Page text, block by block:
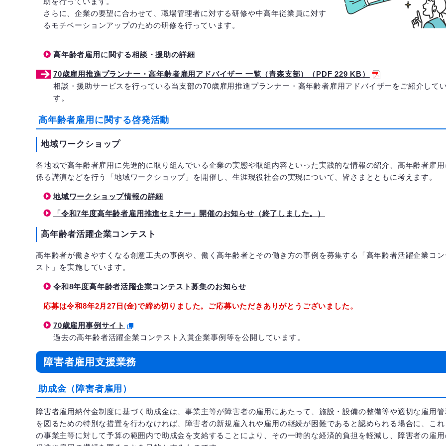
さらに、企業の要望に合わせて、職場管理者に対する研修や中高年従業員に対す
るモチベーションアップのための研修を行っています。
高年齢者雇用に関する相談・援助の詳細
70歳雇用推進プランナー・高年齢者雇用アドバイザー 一覧（青森支部）（PDF 229 KB）
相談・援助サービスを行っている当支部の70歳雇用推進プランナー・高年齢者雇用アドバイザーをご紹介して
す。
高年齢者雇用に関する啓発活動
地域ワークショップ
各地域で高年齢者雇用に先進的に取り組んでいる企業の実態や取組内容といった実践的な情報の紹介、高年齢者雇
係る講演などを行う「地域ワークショップ」を開催し、生涯現役社会の実現について、皆さまとともに考えます。
地域ワークショップ情報の詳細
「令和7年度高年齢者雇用推進セミナー」開催のお知らせ（終了しました。）
高年齢者活躍企業コンテスト
高年齢者が働きやすくなる創意工夫の事例や、働く高年齢者とその働き方の事例を募集する「高年齢者活躍企業コ
スト」を実施しています。
令和8年度高年齢者活躍企業コンテスト募集のお知らせ
応募は令和8年2月27日(金)で締め切りました。ご応募いただきありがとうございました。
70歳雇用事例サイト
過去の高年齢者活躍企業コンテスト入賞企業事例等を公開しています。
障害者雇用支援業務
助成金（障害者雇用）
障害者雇用納付金制度に基づく助成金は、事業主等が障害者の雇用にあたって、施設・設備の整備等や適切な雇用
を図るための特別な措置を行わなければ、障害者の新規雇入れや雇用の継続が困難であると認められる場合に、こ
の事業主等に対して予算の範囲内で助成金を支給することにより、その一時的な経済的負担を軽減し、障害者の雇